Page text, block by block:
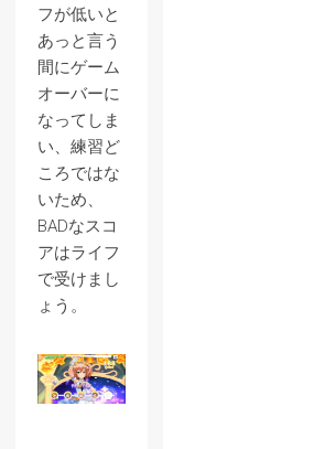
フが低いと
あっと言う
間にゲーム
オーバーに
なってしま
い、練習ど
ころではな
いため、
BADなスコ
アはライフ
で受けまし
ょう。